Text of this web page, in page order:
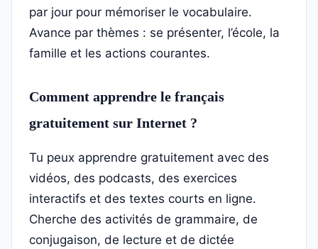
par jour pour mémoriser le vocabulaire.
Avance par thèmes : se présenter, l’école, la
famille et les actions courantes.
Comment apprendre le français
gratuitement sur Internet ?
Tu peux apprendre gratuitement avec des
vidéos, des podcasts, des exercices
interactifs et des textes courts en ligne.
Cherche des activités de grammaire, de
conjugaison, de lecture et de dictée